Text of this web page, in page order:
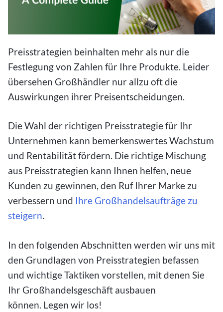
Preisstrategien beinhalten mehr als nur die
Festlegung von Zahlen für Ihre Produkte. Leider
übersehen Großhändler nur allzu oft die
Auswirkungen ihrer Preisentscheidungen.
Die Wahl der richtigen Preisstrategie für Ihr
Unternehmen kann bemerkenswertes Wachstum
und Rentabilität fördern. Die richtige Mischung
aus Preisstrategien kann Ihnen helfen, neue
Kunden zu gewinnen, den Ruf Ihrer Marke zu
verbessern und Ihre Großhandelsaufträge zu
steigern.
In den folgenden Abschnitten werden wir uns mit
den Grundlagen von Preisstrategien befassen
und wichtige Taktiken vorstellen, mit denen Sie
Ihr Großhandelsgeschäft ausbauen
können. Legen wir los!